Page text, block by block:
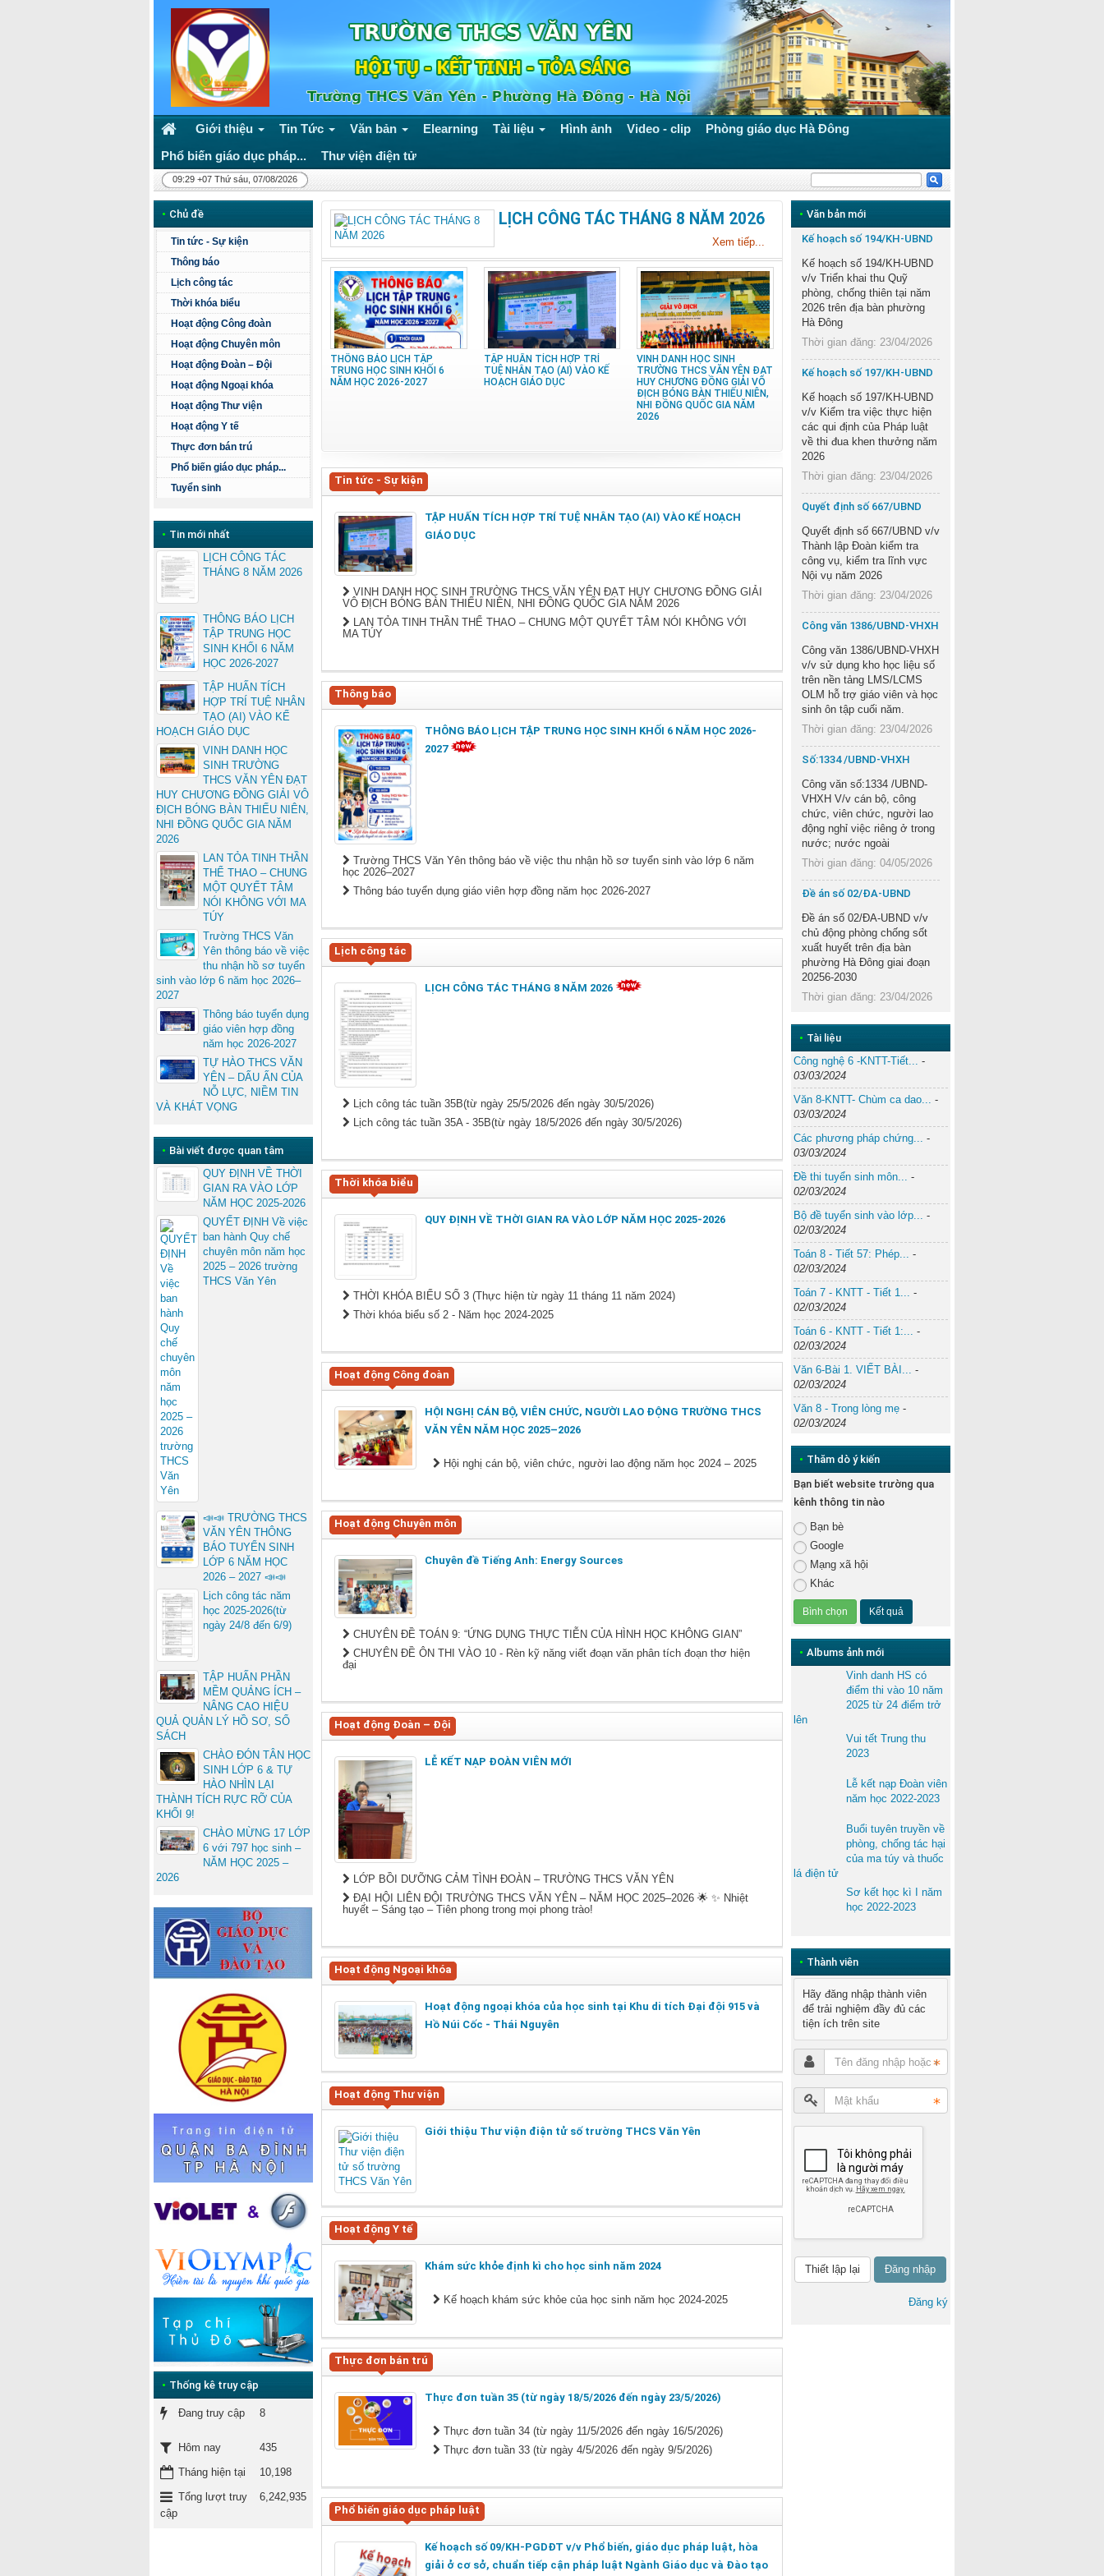
Giới thiệu Tin Tức Văn bản Elearning Tài liệu Hình ảnh Video - clip
Phòng giáo dục Hà Đông
Phổ biến giáo dục pháp...
Thư viện điện tử
09:29 +07 Thứ sáu, 07/08/2026
LỊCH CÔNG TÁC THÁNG 8 NĂM 2026
Xem tiếp...
THÔNG BÁO LỊCH TẬP
TRUNG HỌC SINH KHỐI 6
NĂM HỌC 2026-2027
TẬP HUẤN TÍCH HỢP TRÍ
TUỆ NHÂN TẠO (AI) VÀO KẾ
HOẠCH GIÁO DỤC
VINH DANH HỌC SINH
TRƯỜNG THCS VĂN YÊN ĐẠT
HUY CHƯƠNG ĐỒNG GIẢI VÔ
ĐỊCH BÓNG BÀN THIẾU NIÊN,
NHI ĐỒNG QUỐC GIA NĂM
2026
Tin tức - Sự kiện
TẬP HUẤN TÍCH HỢP TRÍ TUỆ NHÂN TẠO (AI) VÀO KẾ HOẠCH
GIÁO DỤC
VINH DANH HỌC SINH TRƯỜNG THCS VĂN YÊN ĐẠT HUY CHƯƠNG ĐỒNG GIẢI
VÔ ĐỊCH BÓNG BÀN THIẾU NIÊN, NHI ĐỒNG QUỐC GIA NĂM 2026
LAN TỎA TINH THẦN THỂ THAO – CHUNG MỘT QUYẾT TÂM NÓI KHÔNG VỚI
MA TÚY
Thông báo
THÔNG BÁO LỊCH TẬP TRUNG HỌC SINH KHỐI 6 NĂM HỌC 2026-
2027
Trường THCS Văn Yên thông báo về việc thu nhận hồ sơ tuyển sinh vào lớp 6 năm
học 2026–2027
Thông báo tuyển dụng giáo viên hợp đồng năm học 2026-2027
Lịch công tác
LỊCH CÔNG TÁC THÁNG 8 NĂM 2026
Lịch công tác tuần 35B(từ ngày 25/5/2026 đến ngày 30/5/2026)
Lịch công tác tuần 35A - 35B(từ ngày 18/5/2026 đến ngày 30/5/2026)
Thời khóa biểu
QUY ĐỊNH VỀ THỜI GIAN RA VÀO LỚP NĂM HỌC 2025-2026
THỜI KHÓA BIỂU SỐ 3 (Thực hiện từ ngày 11 tháng 11 năm 2024)
Thời khóa biểu số 2 - Năm học 2024-2025
Hoạt động Công đoàn
HỘI NGHỊ CÁN BỘ, VIÊN CHỨC, NGƯỜI LAO ĐỘNG TRƯỜNG THCS
VĂN YÊN NĂM HỌC 2025–2026
Hội nghị cán bộ, viên chức, người lao động năm học 2024 – 2025
Hoạt động Chuyên môn
Chuyên đề Tiếng Anh: Energy Sources
CHUYÊN ĐỀ TOÁN 9: “ỨNG DỤNG THỰC TIỄN CỦA HÌNH HỌC KHÔNG GIAN”
CHUYÊN ĐỀ ÔN THI VÀO 10 - Rèn kỹ năng viết đoạn văn phân tích đoạn thơ hiện
đại
Hoạt động Đoàn – Đội
LỄ KẾT NẠP ĐOÀN VIÊN MỚI
LỚP BỒI DƯỠNG CẢM TÌNH ĐOÀN – TRƯỜNG THCS VĂN YÊN
ĐẠI HỘI LIÊN ĐỘI TRƯỜNG THCS VĂN YÊN – NĂM HỌC 2025–2026 🌟 ✨ Nhiệt
huyết – Sáng tạo – Tiên phong trong mọi phong trào!
Hoạt động Ngoại khóa
Hoạt động ngoại khóa của học sinh tại Khu di tích Đại đội 915 và
Hồ Núi Cốc - Thái Nguyên
Hoạt động Thư viện
Giới thiệu Thư viện điện tử số trường THCS Văn Yên
Hoạt động Y tế
Khám sức khỏe định kì cho học sinh năm 2024
Kế hoạch khám sức khỏe của học sinh năm học 2024-2025
Thực đơn bán trú
Thực đơn tuần 35 (từ ngày 18/5/2026 đến ngày 23/5/2026)
Thực đơn tuần 34 (từ ngày 11/5/2026 đến ngày 16/5/2026)
Thực đơn tuần 33 (từ ngày 4/5/2026 đến ngày 9/5/2026)
Phổ biến giáo dục pháp luật
Kế hoạch số 09/KH-PGDĐT v/v Phổ biến, giáo dục pháp luật, hòa
giải ở cơ sở, chuẩn tiếp cận pháp luật Ngành Giáo dục và Đào tạo
• Văn bản mới
Kế hoạch số 194/KH-UBND
Kế hoạch số 194/KH-UBND
v/v Triển khai thu Quỹ
phòng, chống thiên tại năm
2026 trên địa bàn phường
Hà Đông
Thời gian đăng: 23/04/2026
Kế hoạch số 197/KH-UBND
Kế hoạch số 197/KH-UBND
v/v Kiểm tra việc thực hiện
các qui định của Pháp luật
về thi đua khen thưởng năm
2026
Thời gian đăng: 23/04/2026
Quyết định số 667/UBND
Quyết định số 667/UBND v/v
Thành lập Đoàn kiểm tra
công vụ, kiểm tra lĩnh vực
Nội vụ năm 2026
Thời gian đăng: 23/04/2026
Công văn 1386/UBND-VHXH
Công văn 1386/UBND-VHXH
v/v sử dụng kho học liệu số
trên nền tảng LMS/LCMS
OLM hỗ trợ giáo viên và học
sinh ôn tập cuối năm.
Thời gian đăng: 23/04/2026
Số:1334 /UBND-VHXH
Công văn số:1334 /UBND-
VHXH V/v cán bộ, công
chức, viên chức, người lao
động nghỉ việc riêng ở trong
nước; nước ngoài
Thời gian đăng: 04/05/2026
Đề án số 02/ĐA-UBND
Đề án số 02/ĐA-UBND v/v
chủ động phòng chống sốt
xuất huyết trên địa bàn
phường Hà Đông giai đoạn
20256-2030
Thời gian đăng: 23/04/2026
• Tài liệu
Công nghệ 6 -KNTT-Tiết... -
03/03/2024
Văn 8-KNTT- Chùm ca dao... -
03/03/2024
Các phương pháp chứng... -
03/03/2024
Đề thi tuyển sinh môn... -
02/03/2024
Bộ đề tuyển sinh vào lớp... -
02/03/2024
Toán 8 - Tiết 57: Phép... -
02/03/2024
Toán 7 - KNTT - Tiết 1... -
02/03/2024
Toán 6 - KNTT - Tiết 1:... -
02/03/2024
Văn 6-Bài 1. VIẾT BÀI... -
02/03/2024
Văn 8 - Trong lòng mẹ-
02/03/2024
• Thăm dò ý kiến
Bạn biết website trường qua
kênh thông tin nào
Bạn bè
Google
Mạng xã hội
Khác
• Albums ảnh mới
Vinh danh HS có
điểm thi vào 10 năm
2025 từ 24 điểm trở
lên
Vui tết Trung thu
2023
Lễ kết nạp Đoàn viên
năm học 2022-2023
Buổi tuyên truyền về
phòng, chống tác hại
của ma túy và thuốc
lá điện tử
Sơ kết học kì I năm
học 2022-2023
• Thành viên
Hãy đăng nhập thành viên
để trải nghiệm đầy đủ các
tiện ích trên site
Đăng nhập
Đăng ký
• Chủ đề
Tin tức - Sự kiện
Thông báo
Lịch công tác
Thời khóa biểu
Hoạt động Công đoàn
Hoạt động Chuyên môn
Hoạt động Đoàn – Đội
Hoạt động Ngoại khóa
Hoạt động Thư viện
Hoạt động Y tế
Thực đơn bán trú
Phổ biến giáo dục pháp...
Tuyển sinh
• Tin mới nhất
LỊCH CÔNG TÁC
THÁNG 8 NĂM 2026
THÔNG BÁO LỊCH
TẬP TRUNG HỌC
SINH KHỐI 6 NĂM
HỌC 2026-2027
TẬP HUẤN TÍCH
HỢP TRÍ TUỆ NHÂN
TẠO (AI) VÀO KẾ
HOẠCH GIÁO DỤC
VINH DANH HỌC
SINH TRƯỜNG
THCS VĂN YÊN ĐẠT
HUY CHƯƠNG ĐỒNG GIẢI VÔ
ĐỊCH BÓNG BÀN THIẾU NIÊN,
NHI ĐỒNG QUỐC GIA NĂM
2026
LAN TỎA TINH THẦN
THỂ THAO – CHUNG
MỘT QUYẾT TÂM
NÓI KHÔNG VỚI MA
TÚY
Trường THCS Văn
Yên thông báo về việc
thu nhận hồ sơ tuyển
sinh vào lớp 6 năm học 2026–
2027
Thông báo tuyển dụng
giáo viên hợp đồng
năm học 2026-2027
TỰ HÀO THCS VĂN
YÊN – DẤU ẤN CỦA
NỖ LỰC, NIỀM TIN
VÀ KHÁT VỌNG
• Bài viết được quan tâm
QUY ĐỊNH VỀ THỜI
GIAN RA VÀO LỚP
NĂM HỌC 2025-2026
QUYẾT ĐỊNH Về việc
ban hành Quy chế
chuyên môn năm học
2025 – 2026 trường
THCS Văn Yên
📣📣 TRƯỜNG THCS
VĂN YÊN THÔNG
BÁO TUYỂN SINH
LỚP 6 NĂM HỌC
2026 – 2027 📣📣
Lịch công tác năm
học 2025-2026(từ
ngày 24/8 đến 6/9)
TẬP HUẤN PHẦN
MỀM QUẢNG ÍCH –
NÂNG CAO HIỆU
QUẢ QUẢN LÝ HỒ SƠ, SỔ
SÁCH
CHÀO ĐÓN TÂN HỌC
SINH LỚP 6 & TỰ
HÀO NHÌN LẠI
THÀNH TÍCH RỰC RỠ CỦA
KHỐI 9!
CHÀO MỪNG 17 LỚP
6 với 797 học sinh –
NĂM HỌC 2025 –
2026
• Thống kê truy cập
Đang truy cập 8
Hôm nay
435
Tháng hiện tại
10,198
Tổng lượt truy
cập
6,242,935